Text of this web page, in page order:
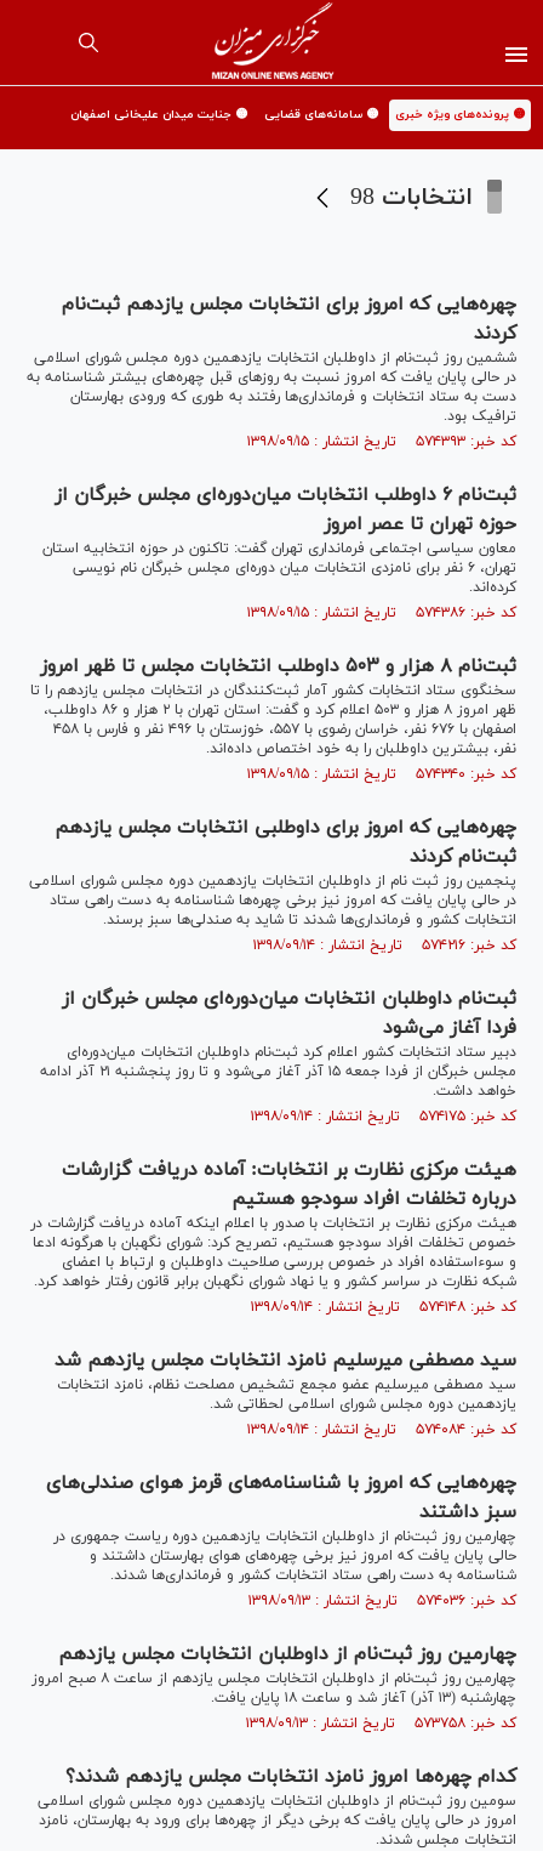
🟡 پرونده‌های ویژه خبری 🟡 سامانه‌های قضایی 🟡 جنایت میدان علیخانی اصفهان
انتخابات 98
چهر‌ه‌هایی که امروز برای انتخابات مجلس یازدهم ثبت‌نام
کردند
ششمین روز ثبت‌نام از داوطلبان انتخابات یازدهمین دوره مجلس شورای اسلامی
در حالی پایان یافت که امروز نسبت به روز‌های قبل چهره‌های بیشتر شناسنامه به
دست به ستاد انتخابات و فرمانداری‌ها رفتند به طوری که ورودی بهارستان
ترافیک بود.
کد خبر: ۵۷۴۳۹۳ تاریخ انتشار : ۱۳۹۸/۰۹/۱۵
ثبت‌نام ۶ داوطلب انتخابات میان‌دوره‌ای مجلس خبرگان از
حوزه تهران تا عصر امروز
معاون سیاسی اجتماعی فرمانداری تهران گفت: تاکنون در حوزه انتخابیه استان
تهران، ۶ نفر برای نامزدی انتخابات میان دوره‌ای مجلس خبرگان نام نویسی
کرده‌اند.
کد خبر: ۵۷۴۳۸۶ تاریخ انتشار : ۱۳۹۸/۰۹/۱۵
ثبت‌نام ۸ هزار و ۵۰۳ داوطلب انتخابات مجلس تا ظهر امروز
سخنگوی ستاد انتخابات کشور آمار ثبت‌کنندگان در انتخابات مجلس یازدهم را تا
ظهر امروز ۸ هزار و ۵۰۳ اعلام کرد و گفت: استان تهران با ۲ هزار و ۸۶ داوطلب،
اصفهان با ۶۷۶ نفر، خراسان رضوی با ۵۵۷، خوزستان با ۴۹۶ نفر و فارس با ۴۵۸
نفر، بیشترین داوطلبان را به خود اختصاص داده‌اند.
کد خبر: ۵۷۴۳۴۰ تاریخ انتشار : ۱۳۹۸/۰۹/۱۵
چهره‌هایی که امروز برای داوطلبی انتخابات مجلس یازدهم
ثبت‌نام کردند
پنجمین روز ثبت نام از داوطلبان انتخابات یازدهمین دوره مجلس شورای اسلامی
در حالی پایان یافت که امروز نیز برخی چهره‌ها شناسنامه به دست راهی ستاد
انتخابات کشور و فرمانداری‌ها شدند تا شاید به صندلی‌ها سبز برسند.
کد خبر: ۵۷۴۲۱۶ تاریخ انتشار : ۱۳۹۸/۰۹/۱۴
ثبت‌نام داوطلبان انتخابات میان‌دوره‌ای مجلس خبرگان از
فردا آغاز می‌شود
دبیر ستاد انتخابات کشور اعلام کرد ثبت‌نام داوطلبان انتخابات میان‌دوره‌ای
مجلس خبرگان از فردا جمعه ۱۵ آذر آغاز می‌شود و تا روز پنجشنبه ۲۱ آذر ادامه
خواهد داشت.
کد خبر: ۵۷۴۱۷۵ تاریخ انتشار : ۱۳۹۸/۰۹/۱۴
هیئت مرکزی نظارت بر انتخابات: آماده دریافت گزارشات
درباره تخلفات افراد سودجو هستیم
هیئت مرکزی نظارت بر انتخابات با صدور با اعلام اینکه آماده دریافت گزارشات در
خصوص تخلفات افراد سودجو هستیم، تصریح کرد: شورای نگهبان با هرگونه ادعا
و سوءاستفاده افراد در خصوص بررسی صلاحیت داوطلبان و ارتباط با اعضای
شبکه نظارت در سراسر کشور و یا نهاد شورای نگهبان برابر قانون رفتار خواهد کرد.
کد خبر: ۵۷۴۱۴۸ تاریخ انتشار : ۱۳۹۸/۰۹/۱۴
سید مصطفی میرسلیم نامزد انتخابات مجلس یازدهم شد
سید مصطفی میرسلیم عضو مجمع تشخیص مصلحت نظام، نامزد انتخابات
یازدهمین دوره مجلس شورای اسلامی لحظاتی شد.
کد خبر: ۵۷۴۰۸۴ تاریخ انتشار : ۱۳۹۸/۰۹/۱۴
چهره‌هایی که امروز با شناسنامه‌های قرمز هوای صندلی‌های
سبز داشتند
چهارمین روز ثبت‌نام از داوطلبان انتخابات یازدهمین دوره ریاست جمهوری در
حالی پایان یافت که امروز نیز برخی چهره‌های هوای بهارستان داشتند و
شناسنامه به دست راهی ستاد انتخابات کشور و فرمانداری‌ها شدند.
کد خبر: ۵۷۴۰۳۶ تاریخ انتشار : ۱۳۹۸/۰۹/۱۳
چهارمین روز ثبت‌نام از داوطلبان انتخابات مجلس یازدهم
چهارمین روز ثبت‌نام از داوطلبان انتخابات مجلس یازدهم از ساعت ۸ صبح امروز
چهارشنبه (۱۳ آذر) آغاز شد و ساعت ۱۸ پایان یافت.
کد خبر: ۵۷۳۷۵۸ تاریخ انتشار : ۱۳۹۸/۰۹/۱۳
کدام چهره‌ها امروز نامزد انتخابات مجلس یازدهم شدند؟
سومین روز ثبت‌نام از داوطلبان انتخابات یازدهمین دوره مجلس شورای اسلامی
امروز در حالی پایان یافت که برخی دیگر از چهره‌ها برای ورود به بهارستان، نامزد
انتخابات مجلس شدند.